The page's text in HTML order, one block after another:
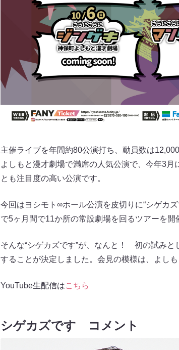
主催ライブを年間約80公演打ち、動員数は
よしもと漫才劇場で満席の人気公演で、今年3
とも注目度の高い公演です。
今回はヨシモト∞ホール公演を皮切りに“シゲカ
で5ヶ月間で11か所の常設劇場を回るツアーを開
そんな“シゲカズです”が、なんと！ 初の試みと
することが決定しました。会見の模様は、よし
YouTube生配信はこちら
シゲカズです コメント